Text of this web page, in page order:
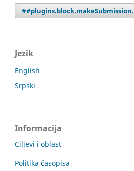
Jezik
English
Srpski
Informacija
Ciljevi i oblast
Politika časopisa